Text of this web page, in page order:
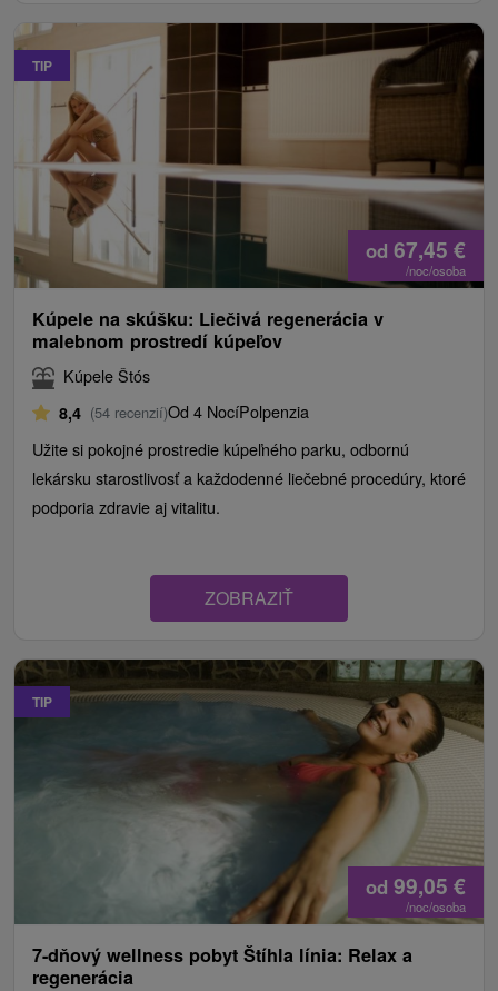
TIP
od 67,45 €
/noc/osoba
Kúpele na skúšku: Liečivá regenerácia v
malebnom prostredí kúpeľov
Kúpele Štós
8,4 (54 recenzií)Od 4 NocíPolpenzia
Užite si pokojné prostredie kúpeľného parku, odbornú
lekársku starostlivosť a každodenné liečebné procedúry, ktoré
podporia zdravie aj vitalitu.
ZOBRAZIŤ
TIP
od 99,05 €
/noc/osoba
7-dňový wellness pobyt Štíhla línia: Relax a
regenerácia